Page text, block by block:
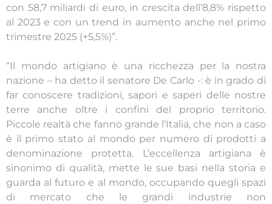
con 58,7 miliardi di euro, in crescita dell’8,8% rispetto
al 2023 e con un trend in aumento anche nel primo
trimestre 2025 (+5,5%)”.
“Il mondo artigiano è una ricchezza per la nostra
nazione – ha detto il senatore De Carlo -: è in grado di
far conoscere tradizioni, sapori e saperi delle nostre
terre anche oltre i confini del proprio territorio.
Piccole realtà che fanno grande l’Italia, che non a caso
è il primo stato al mondo per numero di prodotti a
denominazione protetta. L’eccellenza artigiana è
sinonimo di qualità, mette le sue basi nella storia e
guarda al futuro e al mondo, occupando quegli spazi
di mercato che le grandi industrie non